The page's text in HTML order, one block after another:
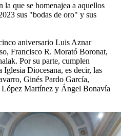
la que se homenajea a aquellos
sus "bodas de oro" y sus
aniversario Luis Aznar
Francisco R. Morató Boronat,
Por su parte, cumplen
Iglesia Diocesana, es decir, las
Ginés Pardo García,
Martínez y Ángel Bonavía